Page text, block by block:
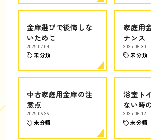
金庫選びで後悔しな
いために
2025.07.04
未分類
家庭用
ナンス
2025.06.30
未分類
中古家庭用金庫の注
意点
2025.06.26
未分類
浴室ト
ない時
2025.06.12
未分類